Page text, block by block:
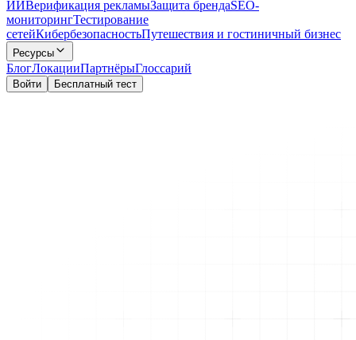
ИИВерификация рекламыЗащита брендаSEO-
мониторингТестирование
сетейКибербезопасностьПутешествия и гостиничный бизнес
Ресурсы
БлогЛокацииПартнёрыГлоссарий
Войти Бесплатный тест